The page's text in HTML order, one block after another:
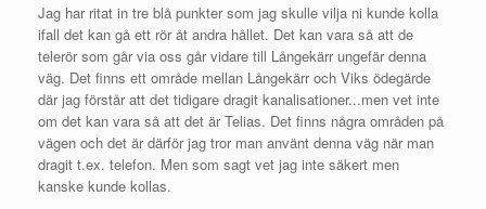
Jag har ritat in tre blå punkter som jag skulle vilja ni kunde kolla
ifall det kan gå ett rör åt andra hållet. Det kan vara så att de
telerör som går via oss går vidare till Långekärr ungefär denna
väg. Det finns ett område mellan Långekärr och Viks ödegärde
där jag förstår att det tidigare dragit kanalisationer...men vet inte
om det kan vara så att det är Telias. Det finns några områden på
vägen och det är därför jag tror man använt denna väg när man
dragit t.ex. telefon. Men som sagt vet jag inte säkert men
kanske kunde kollas.